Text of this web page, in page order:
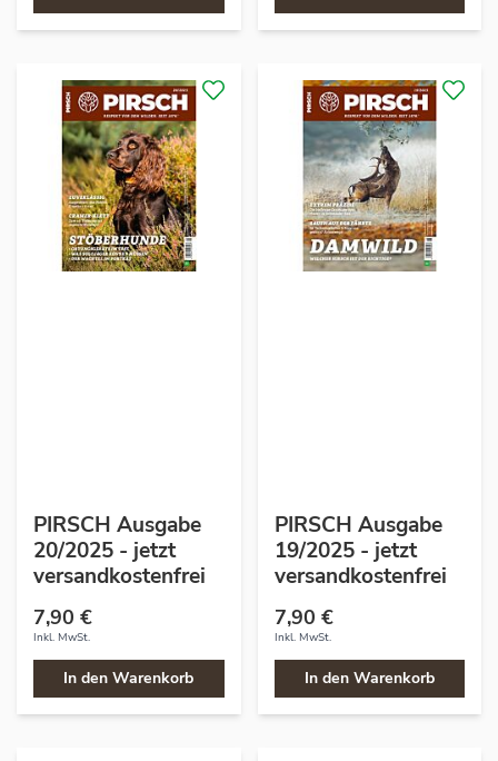
PIRSCH Ausgabe
20/2025 - jetzt
versandkostenfrei
7,90 €
Inkl. MwSt.
In den Warenkorb
PIRSCH Ausgabe
19/2025 - jetzt
versandkostenfrei
7,90 €
Inkl. MwSt.
In den Warenkorb